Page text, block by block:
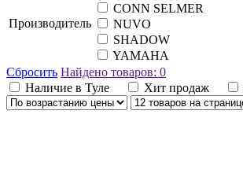
Производитель
CONN SELMER
NUVO
SHADOW
YAMAHA
Сбросить Найдено товаров: 0
Наличие в Туле
Хит продаж